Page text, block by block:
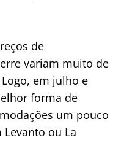
de
variam muito de
em julho e
forma de
um pouco
ou La